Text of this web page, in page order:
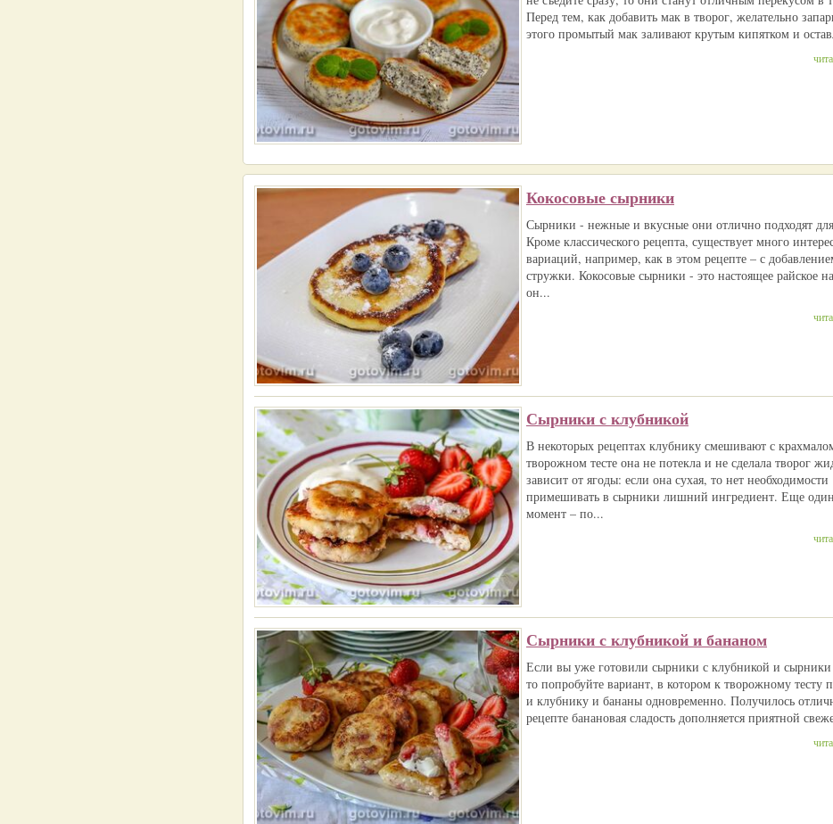
Перед тем, как добавить мак в творог, желательно
этого промытый мак заливают крутым кипятком и
Кокосовые сырники
Сырники - нежные и вкусные они отлично подходят для
Кроме классического рецепта, существует много
вариаций, например, как в этом рецепте – с
стружки. Кокосовые сырники - это настоящее райское
он...
Сырники с клубникой
В некоторых рецептах клубнику смешивают с
творожном тесте она не потекла и не сделала творог
зависит от ягоды: если она сухая, то нет необходимости
примешивать в сырники лишний ингредиент. Еще
момент – по...
Сырники с клубникой и бананом
Если вы уже готовили сырники с клубникой и
то попробуйте вариант, в котором к творожному тесту
и клубнику и бананы одновременно. Получилось
рецепте банановая сладость дополняется приятной